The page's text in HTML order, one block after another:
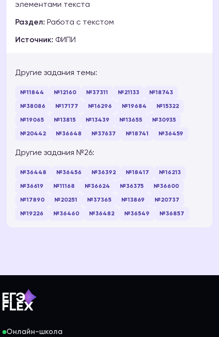
элементами текста
Раздел: Работа с текстом
Источник: ФИПИ
Другие задания темы:
№11844 №12160 №37311 №21133 №18743
№38086 №17177 №16296 №19684 №15322
№19065 №13815 №13439 №13655 №30935
№20442 №36648 №37637 №18741 №36459
Другие задания №26:
№36448 №36456 №36392 №18417 №16213
№36619 №11168 №36624 №36375 №36600
№17890 №20251 №37365 №13869 №20737
№19226 №36460 №36482 №36549 №36857
Онлайн-школа